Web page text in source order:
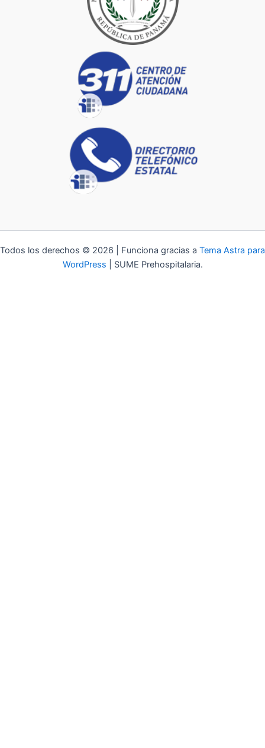
Todos los derechos © 2026 | Funciona gracias a Tema Astra para
WordPress | SUME Prehospitalaria.